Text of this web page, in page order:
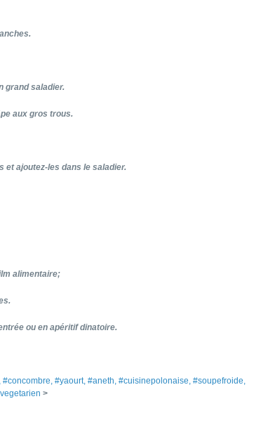
grand saladier.
aux gros trous.
et ajoutez-les dans le saladier.
alimentaire;
ou en apéritif dinatoire.
#yaourt, #aneth, #cuisinepolonaise, #soupefroide,
>